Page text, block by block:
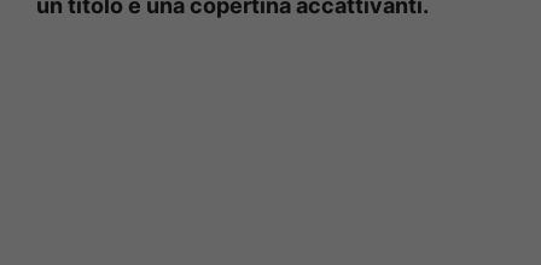
un titolo e una copertina accattivanti.